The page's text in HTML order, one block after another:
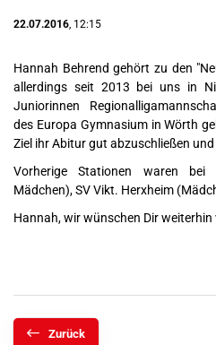
22.07.2016, 12:15
Hannah Behrend gehört zu den
allerdings seit 2013 bei uns in
Juniorinnen
des Europa Gymnasium in Wörth
Ziel ihr Abitur gut abzuschließen
Vorherige Stationen waren
Mädchen), SV Vikt. Herxheim
Hannah, wir wünschen Dir weiterhin
Zurück